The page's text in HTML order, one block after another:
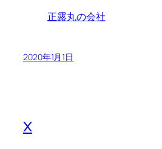
正露丸の会社
2020年1月1日
x